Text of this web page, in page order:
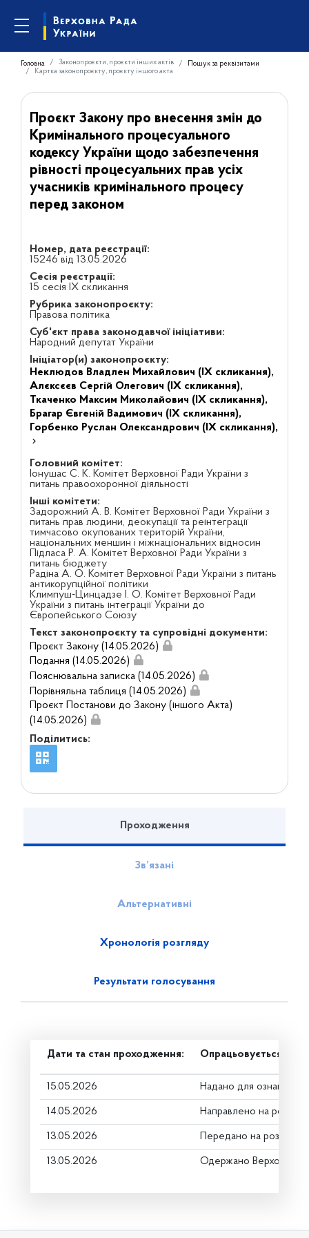
Головна Законопроєкти, проєкти інших актів
Пошук за реквізитами
Картка законопроєкту, проєкту іншого акта
Проєкт Закону про внесення змін до
Кримінального процесуального
кодексу України щодо забезпечення
рівності процесуальних прав усіх
учасників кримінального процесу
перед законом
Номер, дата реєстрації:
15246 від 13.05.2026
Сесія реєстрації:
15 сесія IX скликання
Рубрика законопроєкту:
Правова політика
Суб'єкт права законодавчої ініціативи:
Народний депутат України
Ініціатор(и) законопроєкту:
Неклюдов Владлен Михайлович (IX скликання),
Алєксєєв Сергій Олегович (IX скликання),
Ткаченко Максим Миколайович (IX скликання),
Брагар Євгеній Вадимович (IX скликання),
Горбенко Руслан Олександрович (IX скликання),
Головний комітет:
Іонушас С. К. Комітет Верховної Ради України з
питань правоохоронної діяльності
Інші комітети:
Задорожний А. В. Комітет Верховної Ради України з
питань прав людини, деокупації та реінтеграції
тимчасово окупованих територій України,
національних меншин і міжнаціональних відносин
Підласа Р. А. Комітет Верховної Ради України з
питань бюджету
Радіна А. О. Комітет Верховної Ради України з питань
антикорупційної політики
Климпуш-Цинцадзе І. О. Комітет Верховної Ради
України з питань інтеграції України до
Європейського Союзу
Текст законопроєкту та супровідні документи:
Проєкт Закону (14.05.2026)
Подання (14.05.2026)
Пояснювальна записка (14.05.2026)
Порівняльна таблиця (14.05.2026)
Проєкт Постанови до Закону (іншого Акта)
(14.05.2026)
Поділитись:
Проходження
Зв’язані
Альтернативні
Хронологія розгляду
Результати голосування
Дати та стан проходження: Опрацьовується в
15.05.2026 Надано для
14.05.2026 Направлено на
13.05.2026 Передано на розгляд
13.05.2026 Одержано Верховною